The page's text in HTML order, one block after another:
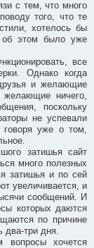
с тем, что много
того, что те
хотелось бы
об этом было уже
все
Однако когда
и желающие
желающие ничего,
поскольку
не успевали
говоря уже о том,
затишья сайт
много полезных
затишья и по сей
увеличивается, и
сообщений. И
которых даются
по причине
два-три дня.
вопросы хочется